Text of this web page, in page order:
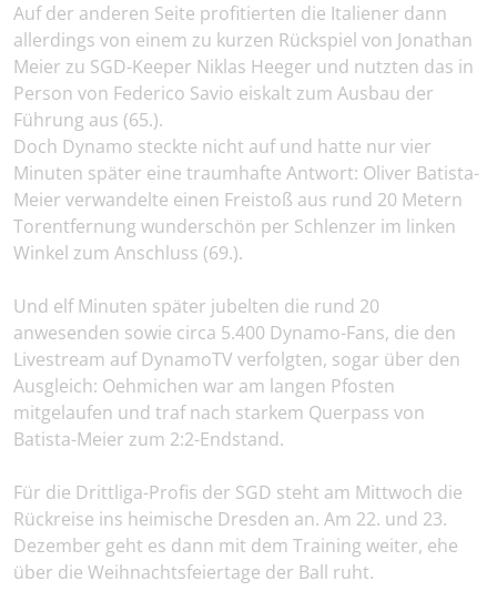
Auf der anderen Seite profitierten die Italiener dann
allerdings von einem zu kurzen Rückspiel von Jonathan
Meier zu SGD-Keeper Niklas Heeger und nutzten das in
Person von Federico Savio eiskalt zum Ausbau der
Führung aus (65.).
Doch Dynamo steckte nicht auf und hatte nur vier
Minuten später eine traumhafte Antwort: Oliver Batista-
Meier verwandelte einen Freistoß aus rund 20 Metern
Torentfernung wunderschön per Schlenzer im linken
Winkel zum Anschluss (69.).
Und elf Minuten später jubelten die rund 20
anwesenden sowie circa 5.400 Dynamo-Fans, die den
Livestream auf DynamoTV verfolgten, sogar über den
Ausgleich: Oehmichen war am langen Pfosten
mitgelaufen und traf nach starkem Querpass von
Batista-Meier zum 2:2-Endstand.
Für die Drittliga-Profis der SGD steht am Mittwoch die
Rückreise ins heimische Dresden an. Am 22. und 23.
Dezember geht es dann mit dem Training weiter, ehe
über die Weihnachtsfeiertage der Ball ruht.